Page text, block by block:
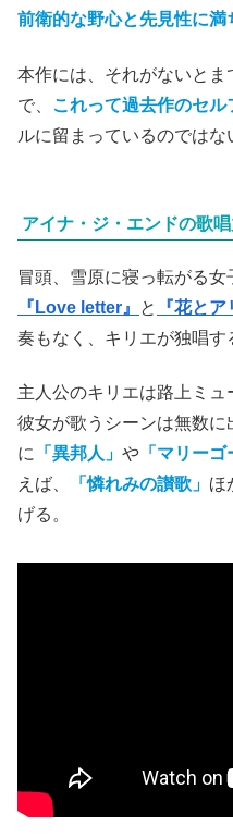
前衛的な野心と先見性に満
本作には、それがないと
で、 これって過去作のセ
ルに留まっているのではな
アイナ・ジ・エンドの歌
冒頭、雪原に寝っ転がる
『Love letter』
と 『花とア
奏もなく、キリエが独唱す
主人公のキリエは路上ミュ
彼女が歌うシーンは無数
に
「異邦人」 や 「マリーゴ
えば、
「憐れみの讃歌」 ほ
げる。